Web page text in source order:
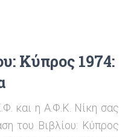
Κύπρος 1974:
και η Α.Φ.Κ. Νίκη σας
του Βιβλίου: Κύπρος